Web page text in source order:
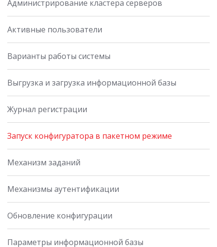
Администрирование кластера серверов
Активные пользователи
Варианты работы системы
Выгрузка и загрузка информационной базы
Журнал регистрации
Запуск конфигуратора в пакетном режиме
Механизм заданий
Механизмы аутентификации
Обновление конфигурации
Параметры информационной базы